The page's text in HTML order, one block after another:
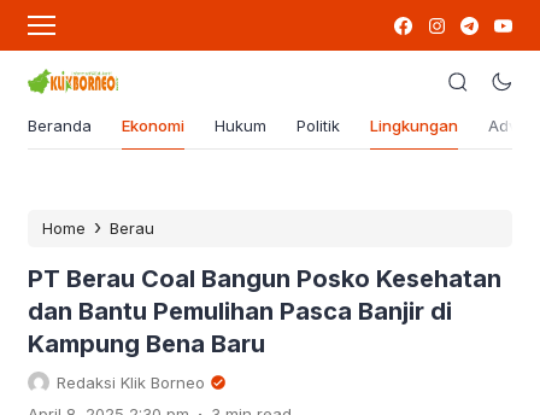
Beranda Ekonomi Hukum Politik Lingkungan
Home › Berau
PT Berau Coal Bangun Posko Kesehatan
dan Bantu Pemulihan Pasca Banjir di
Kampung Bena Baru
Redaksi Klik Borneo
.